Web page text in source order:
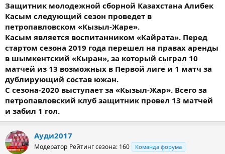
Защитник молодежной сборной Казахстана Алибек
Касым следующий сезон проведет в
петропавловском «Кызыл-Жаре».
Касым является воспитанником «Кайрата». Перед
стартом сезона 2019 года перешел на правах аренды
в шымкентский «Кыран», за который сыграл 10
матчей из 13 возможных в Первой лиге и 1 матч за
дублирующий состав южан.
С сезона-2020 выступает за «Кызыл-Жар». Всего за
петропавловский клуб защитник провел 13 матчей
и забил 1 гол.
Ауди2017
Модератор Рейтинг сезона: 160 Команда форума